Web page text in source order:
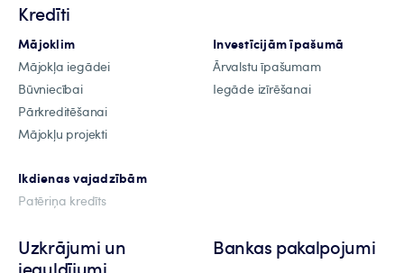
Kredīti
Mājoklim
Mājokļa iegādei
Būvniecībai
Pārkreditēšanai
Mājokļu projekti
Investīcijām īpašumā
Ārvalstu īpašumam
Iegāde izīrēšanai
Ikdienas vajadzībām
Patēriņa kredīts
Uzkrājumi un
Bankas pakalpojumi